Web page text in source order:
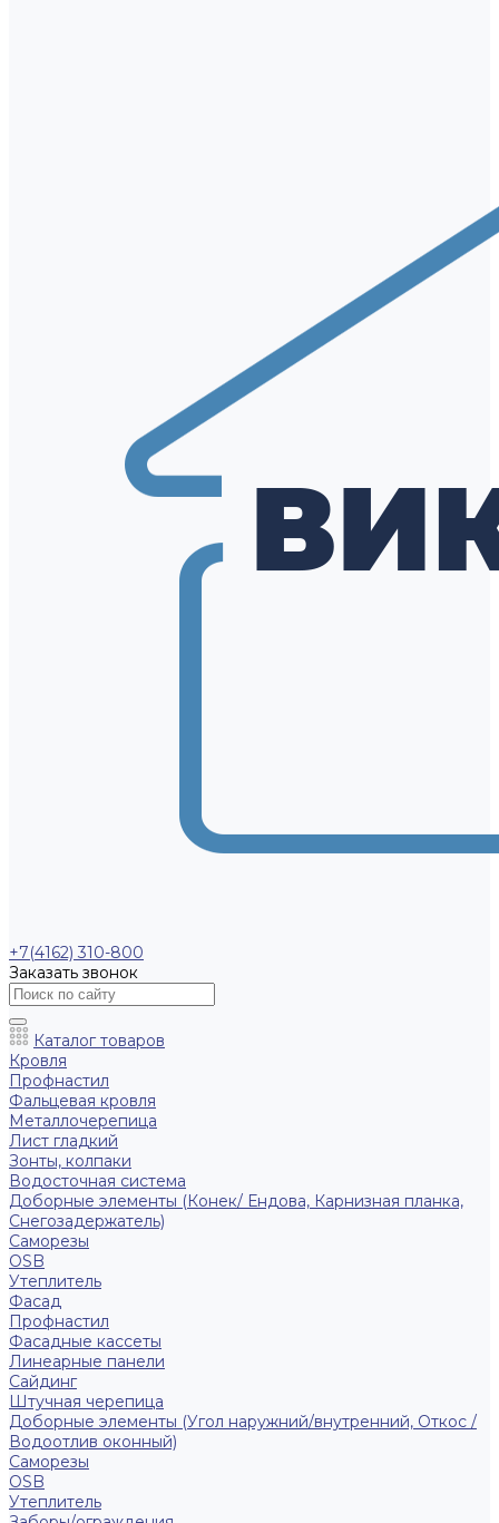
+7(4162) 310-800
Заказать звонок
Каталог товаров
Кровля
Профнастил
Фальцевая кровля
Металлочерепица
Лист гладкий
Зонты, колпаки
Водосточная система
Доборные элементы (Конек/ Ендова, Карнизная планка,
Снегозадержатель)
Саморезы
ОSB
Утеплитель
Фасад
Профнастил
Фасадные кассеты
Линеарные панели
Сайдинг
Штучная черепица
Доборные элементы (Угол наружний/внутренний, Откос /
Водоотлив оконный)
Саморезы
OSB
Утеплитель